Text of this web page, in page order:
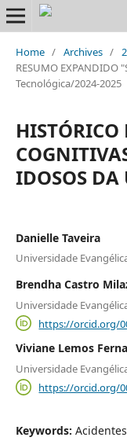
Home / Archives /
RESUMO EXPANDIDO
Tecnológica/2024-2025
HISTÓRICO
IDOSOS
Danielle Taveira
Universidade
Brendha Castro
Universidade
https://orcid.org/
Viviane Lemos
Universidade
https://orcid.org/
Keywords: